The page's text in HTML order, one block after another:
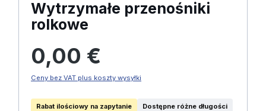
Wytrzymałe przenośniki
rolkowe
0,00 €
Ceny bez VAT plus koszty wysyłki
Rabat ilościowy na zapytanie Dostępne różne długości